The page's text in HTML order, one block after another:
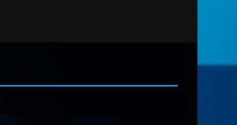
straordinarie del Comune di